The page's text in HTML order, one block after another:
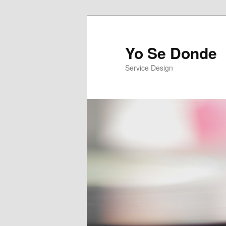
Yo Se Donde
Service Design